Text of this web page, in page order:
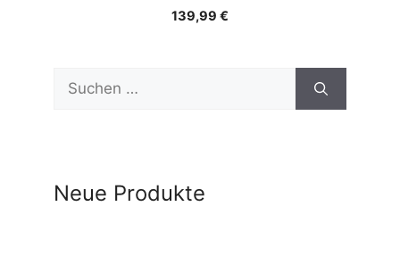
139,99 €
Suchen
nach:
Neue Produkte